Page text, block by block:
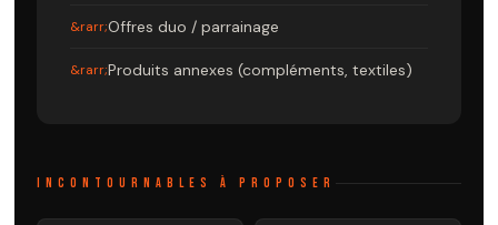
Offres duo / parrainage
Produits annexes (compléments, textiles)
INCONTOURNABLES À PROPOSER